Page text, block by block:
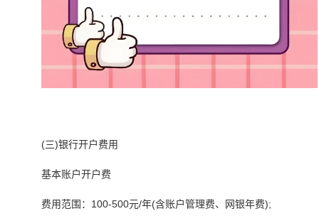
(三)银行开户费用
基本账户开户费
费用范围：100-500元/年(含账户管理费、网银年费);